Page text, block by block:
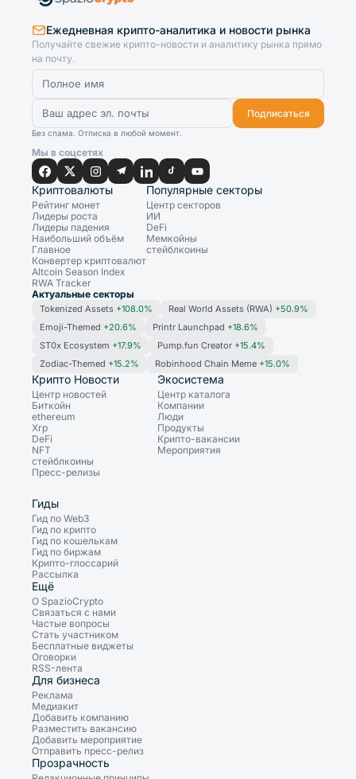
Ежедневная крипто-аналитика и новости рынка
Получайте свежие крипто-новости и аналитику рынка прямо
на почту.
Подписаться
Без спама. Отписка в любой момент.
Мы в соцсетях
Криптовалюты
Рейтинг монет
Лидеры роста
Лидеры падения
Наибольший объём
Главное
Конвертер криптовалют
Altcoin Season Index
RWA Tracker
Популярные секторы
Центр секторов
ИИ
DeFi
Мемкойны
стейблкоины
Актуальные секторы
Tokenized Assets +108.0% Real World Assets (RWA) +50.9%
Emoji-Themed +20.6% Printr Launchpad +18.6%
ST0x Ecosystem +17.9% Pump.fun Creator +15.4%
Zodiac-Themed +15.2% Robinhood Chain Meme +15.0%
Крипто Новости
Центр новостей
Биткойн
ethereum
Xrp
DeFi
NFT
стейблкоины
Пресс-релизы
Экосистема
Центр каталога
Компании
Люди
Продукты
Крипто-вакансии
Мероприятия
Гиды
Гид по Web3
Гид по крипто
Гид по кошелькам
Гид по биржам
Крипто-глоссарий
Рассылка
Ещё
О SpazioCrypto
Связаться с нами
Частые вопросы
Стать участником
Бесплатные виджеты
Оговорки
RSS-лента
Для бизнеса
Реклама
Медиакит
Добавить компанию
Разместить вакансию
Добавить мероприятие
Отправить пресс-релиз
Прозрачность